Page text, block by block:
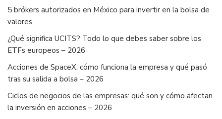
5 brókers autorizados en México para invertir en la bolsa de
valores
¿Qué significa UCITS? Todo lo que debes saber sobre los
ETFs europeos – 2026
Acciones de SpaceX: cómo funciona la empresa y qué pasó
tras su salida a bolsa – 2026
Ciclos de negocios de las empresas: qué son y cómo afectan
la inversión en acciones – 2026